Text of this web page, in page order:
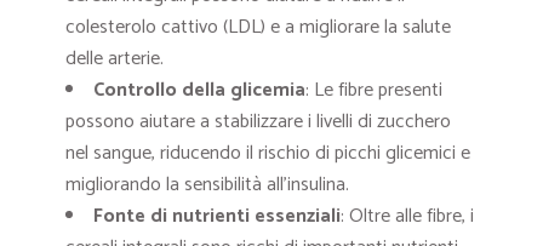
colesterolo cattivo (LDL) e a migliorare la salute
delle arterie.
Controllo della glicemia: Le fibre presenti
possono aiutare a stabilizzare i livelli di zucchero
nel sangue, riducendo il rischio di picchi glicemici e
migliorando la sensibilità all’insulina.
Fonte di nutrienti essenziali: Oltre alle fibre, i